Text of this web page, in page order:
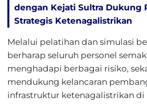
dengan Kejati Sultra Dukung
Strategis Ketenagalistrikan
Melalui pelatihan dan simulasi
berharap seluruh personel
menghadapi berbagai risiko,
mendukung kelancaran
infrastruktur ketenagalistrikan di